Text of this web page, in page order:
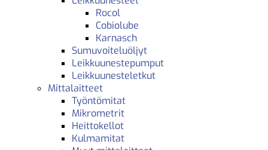
Rocol
Cobiolube
Karnasch
Sumuvoiteluöljyt
Leikkuunestepumput
Leikkuunesteletkut
Mittalaitteet
Työntömitat
Mikrometrit
Heittokellot
Kulmamitat